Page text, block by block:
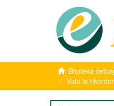
Bitoteka
Vidu la